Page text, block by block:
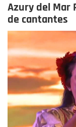
Azury del Mar
de cantantes